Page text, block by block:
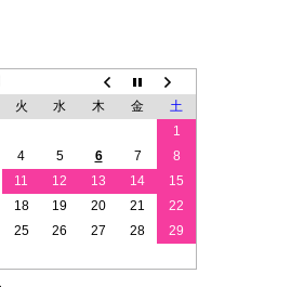
火 水 木 金
土
1
4 5 6 7
8
11 12 13 14
15
18 19 20 21
22
25 26 27 28
29